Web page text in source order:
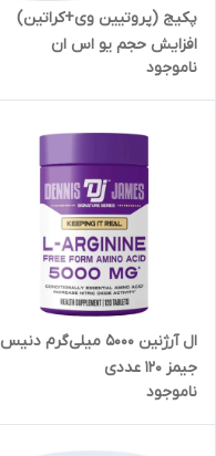
پکیج (پروتیین وی+کراتین)
افزایش حجم یو اس ان
ناموجود
ال آرژنین ۵۰۰۰ میلی‌گرم دنیس
جیمز ۱۲۰ عددی
ناموجود